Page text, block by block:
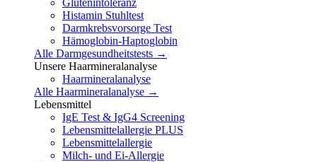
Histamin Stuhltest
Darmkrebsvorsorge Test
Hämoglobin-Haptoglobin
Alle Darmgesundheitstests →
Unsere Haarmineralanalyse
Haarmineralanalyse
Alle Haarmineralanalyse →
Lebensmittel
IgE Test & IgG4 Screening
Lebensmittelallergie PLUS
Lebensmittelallergie
Milch- und Ei-Allergie